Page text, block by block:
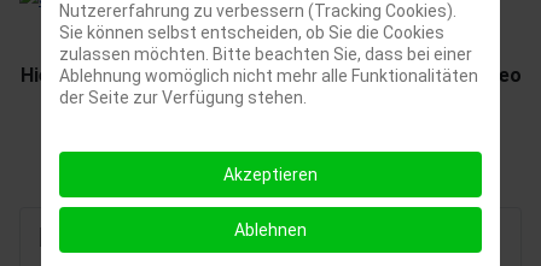
Hier verlinken wir nochmal unser Dokumentationsvideo
zum Nachtjäger-Absturz:
Nutzererfahrung zu verbessern (Tracking Cookies).
Sie können selbst entscheiden, ob Sie die Cookies
zulassen möchten. Bitte beachten Sie, dass bei einer
Ablehnung womöglich nicht mehr alle Funktionalitäten
der Seite zur Verfügung stehen.
Akzeptieren
Ablehnen